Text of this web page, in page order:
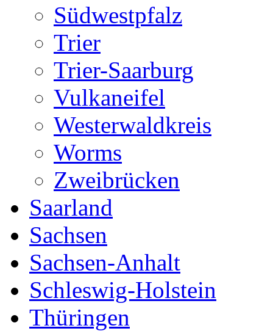
Südwestpfalz
Trier
Trier-Saarburg
Vulkaneifel
Westerwaldkreis
Worms
Zweibrücken
Saarland
Sachsen
Sachsen-Anhalt
Schleswig-Holstein
Thüringen